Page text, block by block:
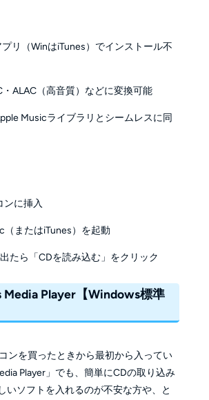
リ（WinはiTunes）でインストール不
・ALAC（高音質）などに変換可能
Musicライブラリとシームレスに同
ンに挿入
（またはiTunes）を起動
たら「CDを読み込む」をクリック
Media Player【Windows標準
ンを買ったときから最初から入ってい
Player」でも、簡単にCDの取り込み
いソフトを入れるのが不安な方や、と